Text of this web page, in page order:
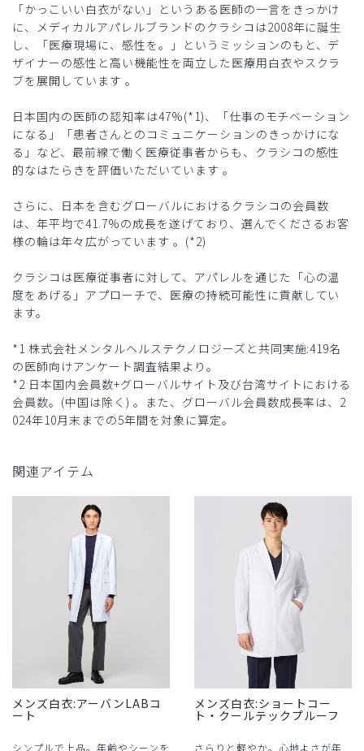
「かっこいい白衣がない」というある医師の一言をきっかけ
に、メディカルアパレルブランドのクラシコは2008年に誕生
し、「医療現場に、感性を。」というミッションのもと、デ
ザイナーの感性と高い機能性を両立した医療用白衣やスクラ
ブを展開しています 。
日本国内の医師の認知率は47%(*1)、「仕事のモチベーション
になる」「患者さんとのコミュニケーションのきっかけにな
る」など、最前線で働く医療従事者からも、クラシコの感性
的なはたらきを評価いただいています 。
さらに、日本を含むグローバルにおけるクラシコの会員数
は、年平均で41.7%の成長を遂げており、選んでくださるお客
様の輪は年々広がっています 。(*2)
クラシコは医療従事者に対して、アパレルを通じた「心の温
度をあげる」アプローチで、医療の持続可能性に貢献してい
ます。
*1 株式会社メンタルヘルステクノロジーズと共同実施:419名
の医師向けアンケート調査結果より。
*2 日本国内会員数+グローバルサイト及び台湾サイトにおける
会員数。(中国は除く) 。また、グローバル会員数成長率は、2
024年10月末までの5年間を対象に算定。
関連アイテム
メンズ白衣:アーバンLABコ
ート
シンプルで上品。年齢やシーンを
メンズ白衣:ショートコー
ト・クールテックプルーフ
さらりと軽やか。心地よさが年